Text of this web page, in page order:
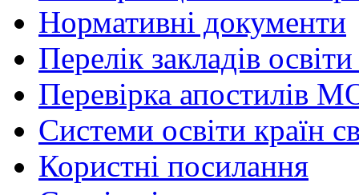
Нормативні документи
Перелік закладів
Перевірка апостилів
Системи освіти країн
Користні посилання